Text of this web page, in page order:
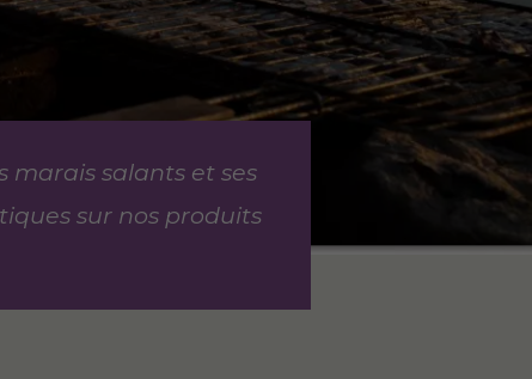
marais salants et ses
sur nos produits